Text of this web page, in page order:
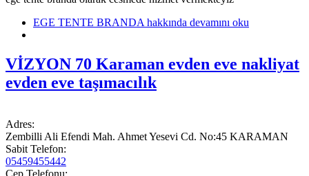
EGE TENTE BRANDA hakkında devamını oku
VİZYON 70 Karaman evden eve nakliyat
evden eve taşımacılık
Adres:
Zembilli Ali Efendi Mah. Ahmet Yesevi Cd. No:45 KARAMAN
Sabit Telefon:
05459455442
Cep Telefonu: